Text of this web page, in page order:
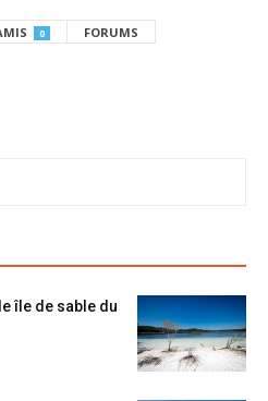
0 FORUMS
île de sable du